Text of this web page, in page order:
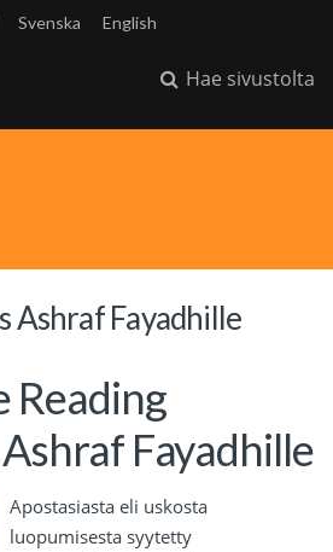
Svenska English
Hae sivustolta
Ashraf Fayadhille
Reading
Fayadhille
Apostasiasta eli uskosta
luopumisesta syytetty